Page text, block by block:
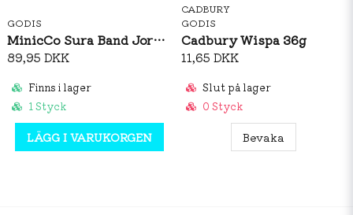
GODIS
MinicCo Sura Band Jordgubb 1,5kg
89,95 DKK
Finns i lager
1 Styck
LÄGG I VARUKORGEN
CADBURY
GODIS
Cadbury Wispa 36g
11,65 DKK
Slut på lager
0 Styck
Bevaka